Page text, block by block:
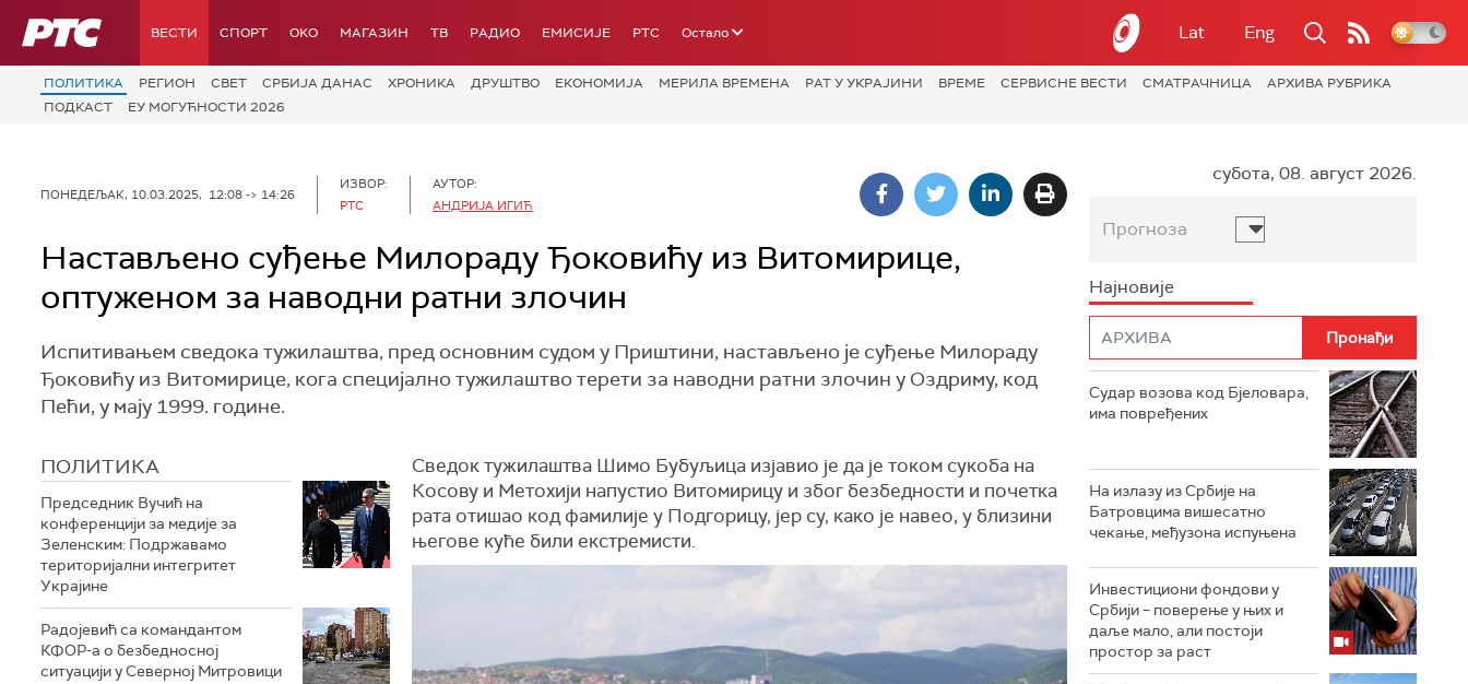
РТС ВЕСТИ СПОРТ OKO МАГАЗИН ТВ РАДИО ЕМИСИЈЕ РТС Остало Lat Eng
ПОЛИТИКА РЕГИОН СВЕТ СРБИЈА ДАНАС ХРОНИКА ДРУШТВО ЕКОНОМИЈА МЕРИЛА ВРЕМЕНА РАТ У УКРАЈИНИ ВРЕМЕ СЕРВИСНЕ ВЕСТИ СМАТРАЧНИЦА
АРХИВА РУБРИКА
ПОДКАСТ
ЕУ МОГУЋНОСТИ 2026
ПОНЕДЕЉАК, 10.03.2025, 12:08 -> 14:26
ИЗВОР:
РТС
АУТОР:
АНДРИЈА ИГИЋ
Настављено суђење Милораду Ђоковићу из Витомирице,
оптуженом за наводни ратни злочин
Испитивањем сведока тужилаштва, пред основним судом у Приштини, настављено је суђење Милораду
Ђоковићу из Витомирице, кога специјално тужилаштво терети за наводни ратни злочин у Оздриму, код
Пећи, у мају 1999. године.
ПОЛИТИКА
Председник Вучић на
конференцији за медије за
Зеленским: Подржавамо
територијални интегритет
Украјине
Радојевић са командантом
КФОР-а о безбедносној
ситуацији у Северној Митровици
Сведок тужилаштва Шимо Бубуљица изјавио је да је током сукоба на
Косову и Метохији напустио Витомирицу и због безбедности и почетка
рата отишао код фамилије у Подгорицу, јер су, како је навео, у близини
његове куће били екстремисти.
субота, 08. август 2026.
Прогноза
Најновије
Судар возова код Бјеловара,
има повређених
На излазу из Србије на
Батровцима вишесатно
чекање, међузона испуњена
Инвестициони фондови у
Србији – поверење у њих и
даље мало, али постоји
простор за раст